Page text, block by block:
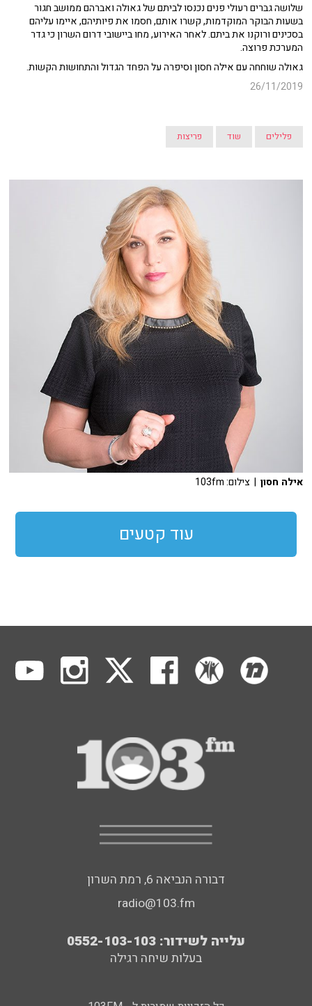
שלושה גברים רעולי פנים נכנסו לביתם של גאולה ואברהם ממושב חגור
בשעות הבוקר המוקדמות, קשרו אותם, חסמו את פיותיהם, איימו עליהם
בסכינים ורוקנו את ביתם. לאחר האירוע, מחו ביישובי דרום השרון כי גדר
המערכת פרוצה.
גאולה שוחחה עם אילה חסון וסיפרה על הפחד הגדול והתחושות הקשות.
26/11/2019
פלילים שוד פריצות
אילה חסון | צילום: 103fm
עוד קטעים
דבורה הנביאה 6, רמת השרון
radio@103.fm
עלייה לשידור: 0552-103-103
בעלות שיחה רגילה